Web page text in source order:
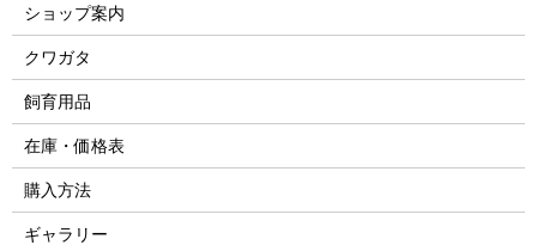
ショップ案内
クワガタ
飼育用品
在庫・価格表
購入方法
ギャラリー